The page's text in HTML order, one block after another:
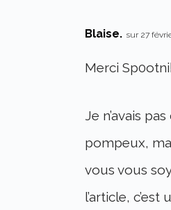
Blaise. sur 27
Merci
Je n’avais
pompeux,
vous vous
l’article,